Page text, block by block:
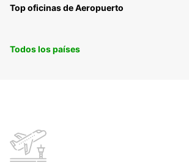
Top oficinas de Aeropuerto
Todos los países